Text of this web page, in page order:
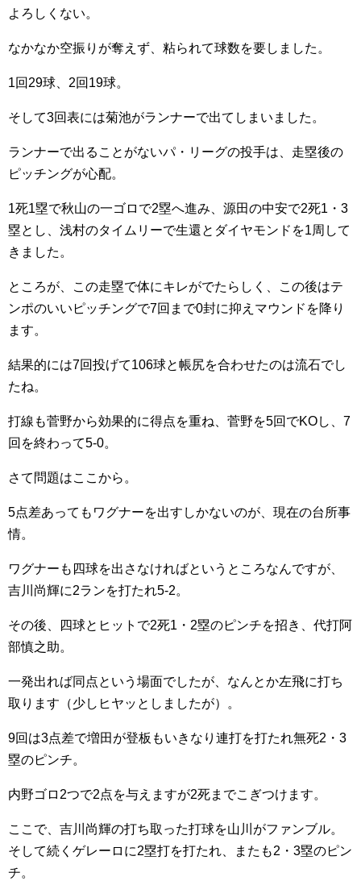
よろしくない。
なかなか空振りが奪えず、粘られて球数を要しました。
1回29球、2回19球。
そして3回表には菊池がランナーで出てしまいました。
ランナーで出ることがないパ・リーグの投手は、走塁後の
ピッチングが心配。
1死1塁で秋山の一ゴロで2塁へ進み、源田の中安で2死1・3
塁とし、浅村のタイムリーで生還とダイヤモンドを1周して
きました。
ところが、この走塁で体にキレがでたらしく、この後はテ
ンポのいいピッチングで7回まで0封に抑えマウンドを降り
ます。
結果的には7回投げて106球と帳尻を合わせたのは流石でし
たね。
打線も菅野から効果的に得点を重ね、菅野を5回でKOし、7
回を終わって5-0。
さて問題はここから。
5点差あってもワグナーを出すしかないのが、現在の台所事
情。
ワグナーも四球を出さなければというところなんですが、
吉川尚輝に2ランを打たれ5-2。
その後、四球とヒットで2死1・2塁のピンチを招き、代打阿
部慎之助。
一発出れば同点という場面でしたが、なんとか左飛に打ち
取ります（少しヒヤッとしましたが）。
9回は3点差で増田が登板もいきなり連打を打たれ無死2・3
塁のピンチ。
内野ゴロ2つで2点を与えますが2死までこぎつけます。
ここで、吉川尚輝の打ち取った打球を山川がファンブル。
そして続くゲレーロに2塁打を打たれ、またも2・3塁のピン
チ。